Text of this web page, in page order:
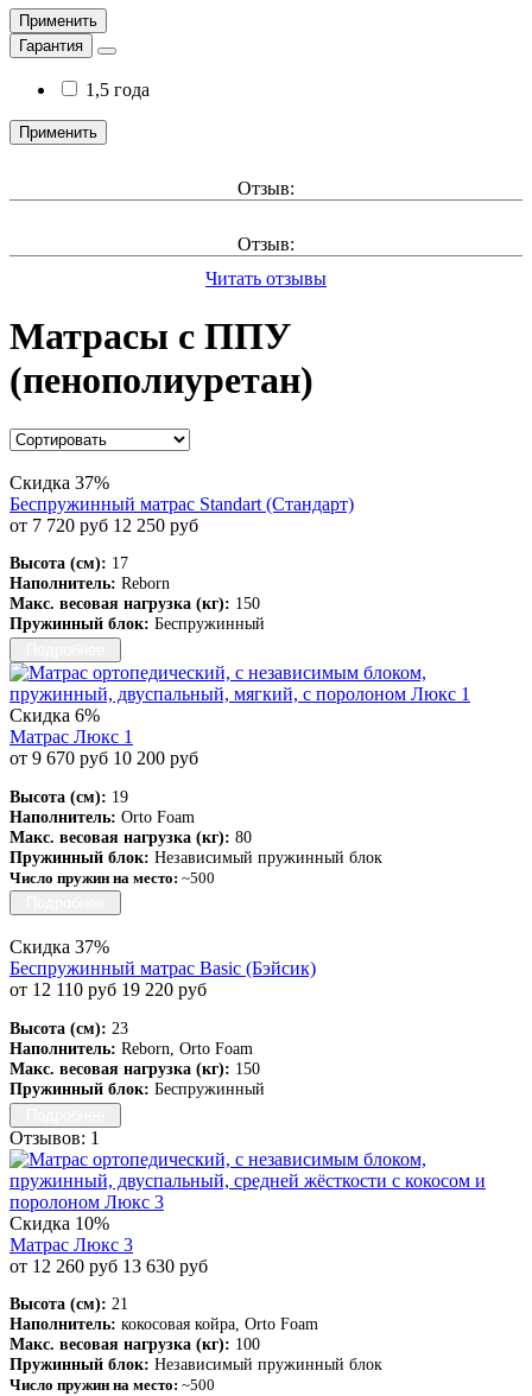
Применить
Гарантия
1,5 года
Применить
Отзыв:
Отзыв:
Читать отзывы
Матрасы с ППУ
(пенополиуретан)
Скидка 37%
Беспружинный матрас Standart (Стандарт)
от 7 720 руб 12 250 руб
Высота (см): 17
Наполнитель: Reborn
Макс. весовая нагрузка (кг): 150
Пружинный блок: Беспружинный
Скидка 6%
Матрас Люкс 1
от 9 670 руб 10 200 руб
Высота (см): 19
Наполнитель: Orto Foam
Макс. весовая нагрузка (кг): 80
Пружинный блок: Независимый пружинный блок
Число пружин на место: ~500
Скидка 37%
Беспружинный матрас Basic (Бэйсик)
от 12 110 руб 19 220 руб
Высота (см): 23
Наполнитель: Reborn, Orto Foam
Макс. весовая нагрузка (кг): 150
Пружинный блок: Беспружинный
Отзывов: 1
Скидка 10%
Матрас Люкс 3
от 12 260 руб 13 630 руб
Высота (см): 21
Наполнитель: кокосовая койра, Orto Foam
Макс. весовая нагрузка (кг): 100
Пружинный блок: Независимый пружинный блок
Число пружин на место: ~500